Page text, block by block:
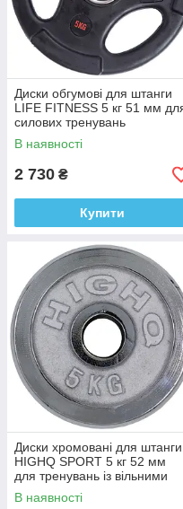
Диски обгумові для штанги
LIFE FITNESS 5 кг 51 мм
силових тренувань
В наявності
2 730 ₴
Купити
Диски хромовані для штанги
HIGHQ SPORT 5 кг 52 мм
для тренувань із вільними
вагами
В наявності